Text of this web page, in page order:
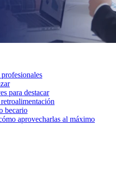
para destacar
becario
aprovecharlas al máximo